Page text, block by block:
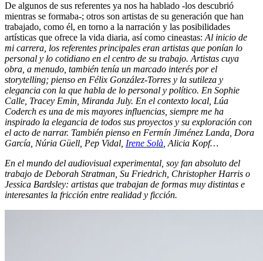
De algunos de sus referentes ya nos ha hablado -los descubrió
mientras se formaba-; otros son artistas de su generación que han
trabajado, como él, en torno a la narración y las posibilidades
artísticas que ofrece la vida diaria, así como cineastas: Al inicio de
mi carrera, los referentes principales eran artistas que ponían lo
personal y lo cotidiano en el centro de su trabajo. Artistas cuya
obra, a menudo, también tenía un marcado interés por el
storytelling; pienso en Félix González-Torres y la sutileza y
elegancia con la que habla de lo personal y político. En Sophie
Calle, Tracey Emin, Miranda July. En el contexto local, Lúa
Coderch es una de mis mayores influencias, siempre me ha
inspirado la elegancia de todos sus proyectos y su exploración con
el acto de narrar. También pienso en Fermín Jiménez Landa, Dora
García, Núria Güell, Pep Vidal, Irene Solà , Alicia Kopf…
En el mundo del audiovisual experimental, soy fan absoluto del
trabajo de Deborah Stratman, Su Friedrich, Christopher Harris o
Jessica Bardsley: artistas que trabajan de formas muy distintas e
interesantes la fricción entre realidad y ficción.